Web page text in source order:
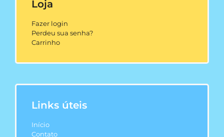
Loja
Fazer login
Perdeu sua senha?
Carrinho
Links úteis
Início
Contato